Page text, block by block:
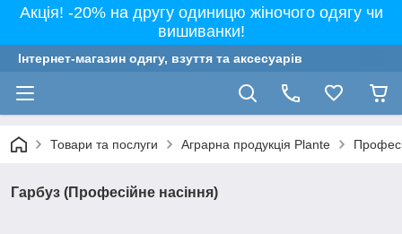
Акція! -20% на другу одиницю жіночого одягу чи
вишиванки!
Інтернет-магазин одягу, взуття та аксесуарів
Товари та послуги Аграрна продукція Plante
Гарбуз (Професійне насіння)